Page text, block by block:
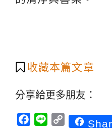
收藏本篇文章
分享給更多朋友：
Facebook
Line Copy